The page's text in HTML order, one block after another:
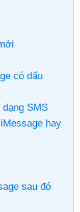
có dấu
SMS
hay
sau đó